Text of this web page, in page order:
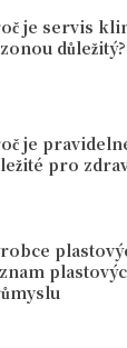
je servis
důležitý?
je
pro